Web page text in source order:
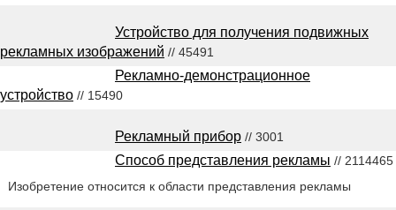
Устройство для получения подвижных
рекламных изображений // 45491
Рекламно-демонстрационное
устройство // 15490
Рекламный прибор // 3001
Способ представления рекламы // 2114465
Изобретение относится к области представления рекламы